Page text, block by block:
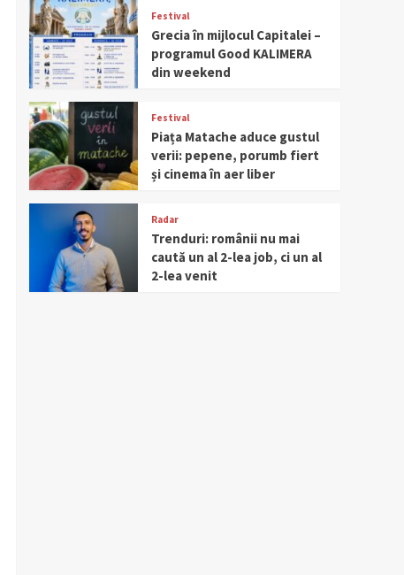
Festival
Grecia în mijlocul Capitalei –
programul Good KALIMERA
din weekend
Festival
Piața Matache aduce gustul
verii: pepene, porumb fiert
și cinema în aer liber
Radar
Trenduri: românii nu mai
caută un al 2-lea job, ci un al
2-lea venit